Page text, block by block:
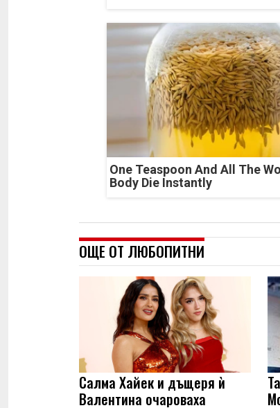
One Teaspoon And All The
Body Die Instantly
ОЩЕ ОТ ЛЮБОПИТНИ
Салма Хайек и дъщеря ѝ
Валентина очароваха